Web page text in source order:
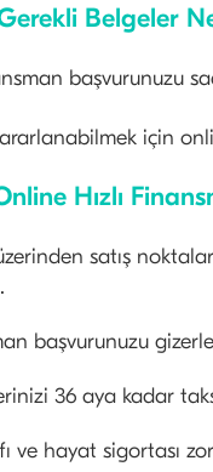
Belgeler
başvurunuzu
için
Hızlı
satış
başvurunuzu
36 aya kadar
ve hayat sigortası